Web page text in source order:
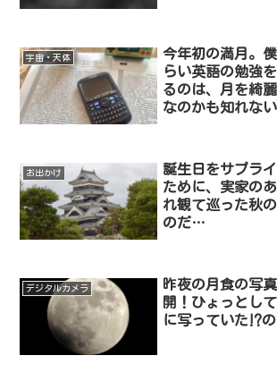
宇宙・天体
今年初の満月。
らい英語の勉強
るのは、月を綺
なのかも知れな
お出かけ
誕生日をサプラ
ために、実家の
れ観て巡った秋
のだ…
デジタルカメラ
昨夜の月食の写
開！ひょっとし
に写っていた⁉︎